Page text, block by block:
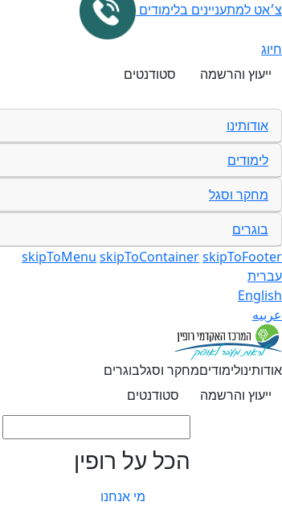
צ׳אט למתעניינים בלימודים
חיוג
ייעוץ והרשמה
סטודנטים
אודותינו
לימודים
מחקר וסגל
בוגרים
skipToMenu skipToContainerskipToFooter
עברית
English
عربيه
אודותינולימודיםמחקר וסגלבוגרים
ייעוץ והרשמה
סטודנטים
הכל על רופין
מי אנחנו